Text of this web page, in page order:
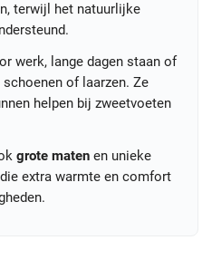
terwijl het natuurlijke
werk, lange dagen staan of
of laarzen. Ze
helpen bij zweetvoeten
grote maten en unieke
extra warmte en comfort